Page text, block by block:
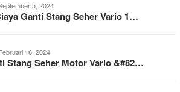
5, 2024
Ganti Stang Seher Vario 1…
16, 2024
Stang Seher Motor Vario &#82…